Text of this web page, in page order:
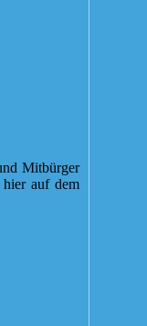
Mitbürger
hier auf dem